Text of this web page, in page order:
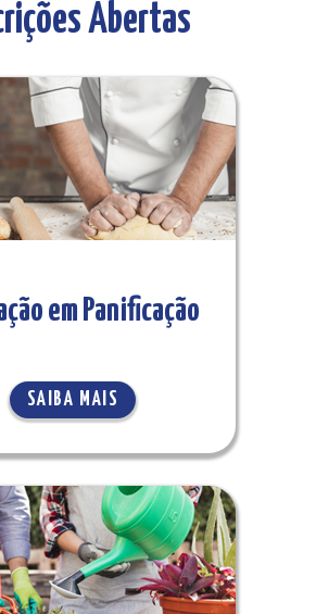
Abertas
em Panificação
SAIBA MAIS